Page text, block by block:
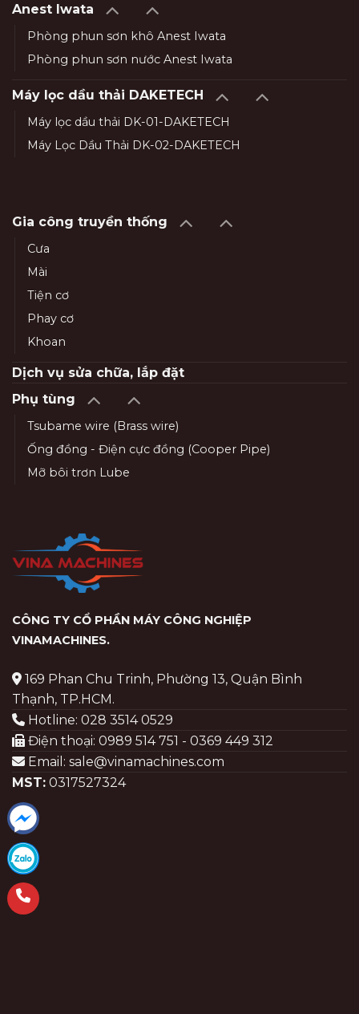
Anest Iwata
Phòng phun sơn khô Anest Iwata
Phòng phun sơn nước Anest Iwata
Máy lọc dầu thải DAKETECH
Máy lọc dầu thải DK-01-DAKETECH
Máy Lọc Dầu Thải DK-02-DAKETECH
Gia công truyền thống
Cưa
Mài
Tiện cơ
Phay cơ
Khoan
Dịch vụ sửa chữa, lắp đặt
Phụ tùng
Tsubame wire (Brass wire)
Ống đồng - Điện cực đồng (Cooper Pipe)
Mỡ bôi trơn Lube
CÔNG TY CỔ PHẦN MÁY CÔNG NGHIỆP
VINAMACHINES.
169 Phan Chu Trinh, Phường 13, Quận Bình
Thạnh, TP.HCM.
Hotline: 028 3514 0529
Điện thoại: 0989 514 751 - 0369 449 312
Email: sale@vinamachines.com
MST: 0317527324